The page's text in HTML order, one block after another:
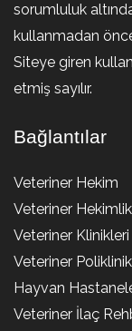
sorumluluk
kullanmadan
Siteye giren
etmiş sayılır.
Bağlantılar
Veteriner Hekim
Veteriner Hekimlik
Veteriner Klinikleri
Veteriner
Hayvan
Veteriner İlaç